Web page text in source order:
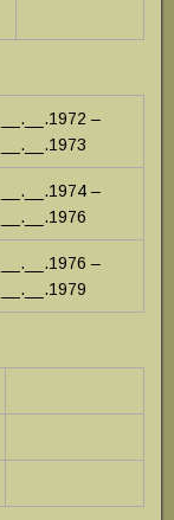
__.__.1972 –
__.__.1973
__.__.1974 –
__.__.1976
__.__.1976 –
__.__.1979